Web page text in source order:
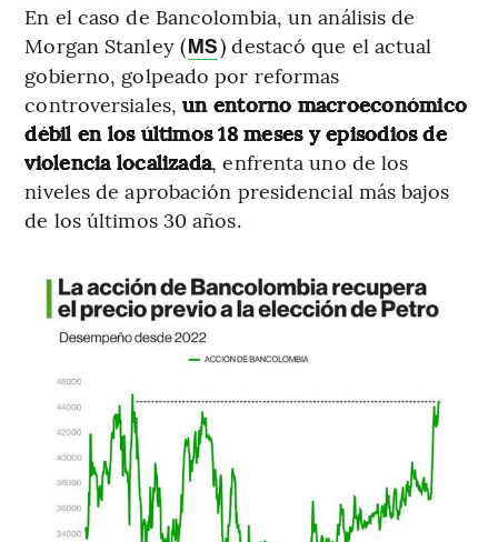
En el caso de Bancolombia, un análisis de
Morgan Stanley (MS) destacó que el actual
gobierno, golpeado por reformas
controversiales,un entorno macroeconómico
débil en los últimos 18 meses y episodios de
violencia localizada, enfrenta uno de los
niveles de aprobación presidencial más bajos
de los últimos 30 años.